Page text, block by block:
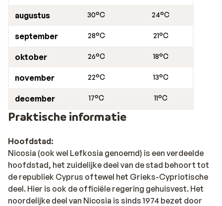
augustus 30°C 24°C
september 28°C 21°C
oktober 26°C 18°C
november 22°C 13°C
december 17°C 11°C
Praktische informatie
Hoofdstad:
Nicosia (ook wel Lefkosia genoemd) is een verdeelde
hoofdstad, het zuidelijke deel van de stad behoort tot
de republiek Cyprus oftewel het Grieks-Cypriotische
deel. Hier is ook de officiële regering gehuisvest. Het
noordelijke deel van Nicosia is sinds 1974 bezet door